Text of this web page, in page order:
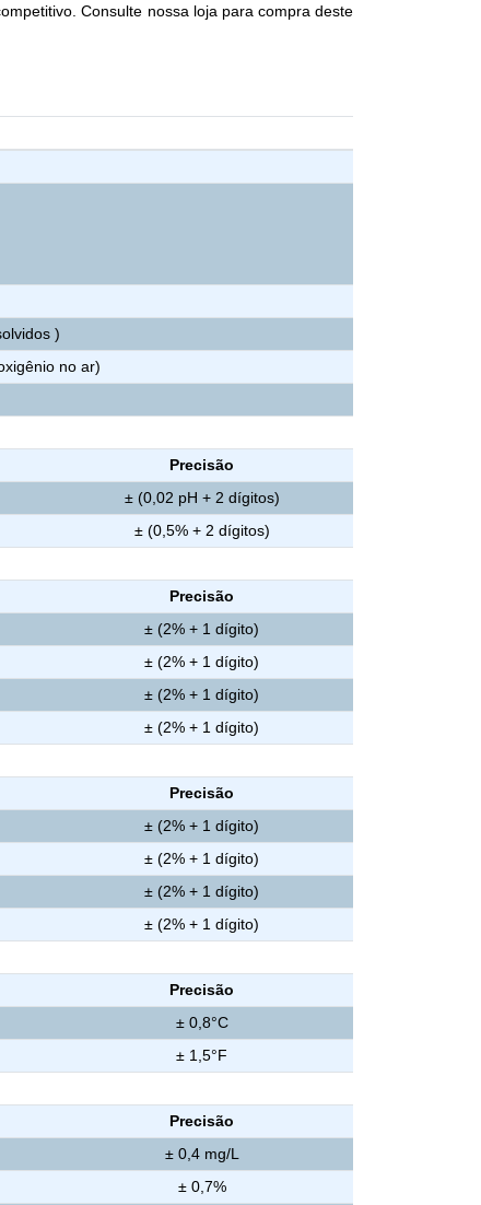
Consulte nossa loja para compra deste
)
no ar)
Precisão
± (0,02 pH + 2 dígitos)
± (0,5% + 2 dígitos)
Precisão
± (2% + 1 dígito)
± (2% + 1 dígito)
± (2% + 1 dígito)
± (2% + 1 dígito)
Precisão
± (2% + 1 dígito)
± (2% + 1 dígito)
± (2% + 1 dígito)
± (2% + 1 dígito)
Precisão
± 0,8°C
± 1,5°F
Precisão
± 0,4 mg/L
± 0,7%